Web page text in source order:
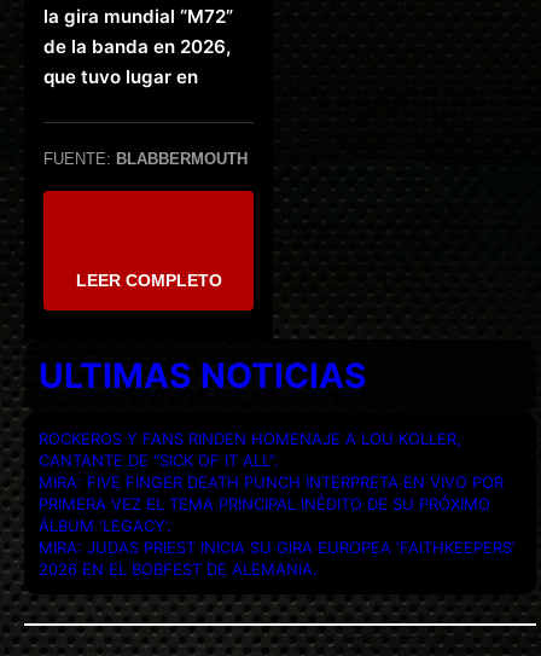
la gira mundial “M72”
de la banda en 2026,
que tuvo lugar en
FUENTE: BLABBERMOUTH
LEER COMPLETO
ULTIMAS NOTICIAS
ROCKEROS Y FANS RINDEN HOMENAJE A LOU KOLLER,
CANTANTE DE “SICK OF IT ALL”.
MIRA: FIVE FINGER DEATH PUNCH INTERPRETA EN VIVO POR
PRIMERA VEZ EL TEMA PRINCIPAL INÉDITO DE SU PRÓXIMO
ÁLBUM ‘LEGACY’.
MIRA: JUDAS PRIEST INICIA SU GIRA EUROPEA ‘FAITHKEEPERS’
2026 EN EL BOBFEST DE ALEMANIA.